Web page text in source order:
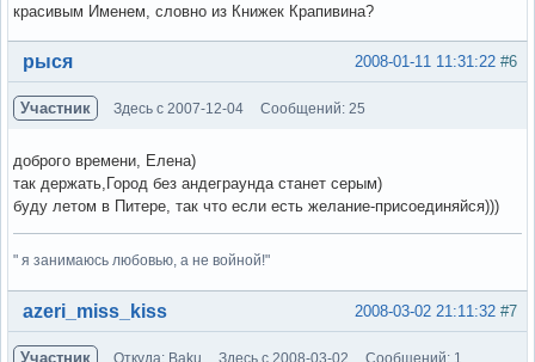
красивым Именем, словно из Книжек Крапивина?
Вне форума #6
2008-01-11 11:31:22
рыся
Участник Здесь с 2007-12-04 Сообщений: 25
доброго времени, Елена)
так держать,Город без андеграунда станет серым)
буду летом в Питере, так что если есть желание-присоединяйся)))
" я занимаюсь любовью, а не войной!"
Вне форума #7
2008-03-02 21:11:32
azeri_miss_kiss
Участник Откуда: Baku Здесь с 2008-03-02
Сообщений: 1